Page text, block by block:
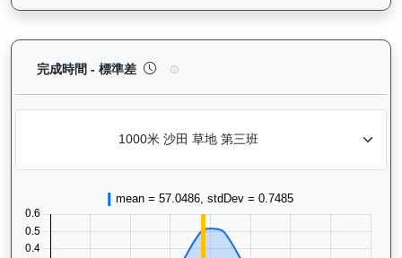
完成時間 - 標準差 狀元及第（E392）— 完成時間標準差